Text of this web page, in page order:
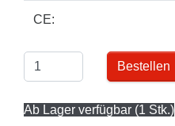
CE:
Bestellen
Ab Lager verfügbar (1 Stk.)